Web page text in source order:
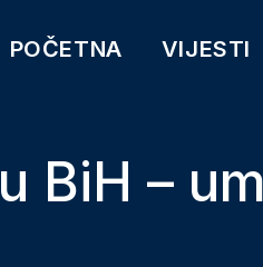
POČETNA VIJESTI
BiH –